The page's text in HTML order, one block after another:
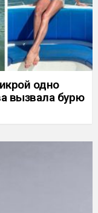
одно
вызвала бурю